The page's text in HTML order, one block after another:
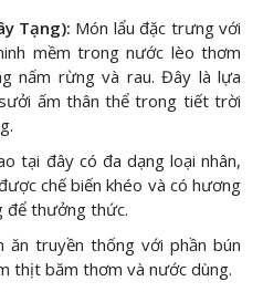
Tạng): Món lẩu đặc trưng với
mềm trong nước lèo thơm
nấm rừng và rau. Đây là lựa
ấm thân thể trong tiết trời
tại đây có đa dạng loại nhân,
chế biến khéo và có hương
để thưởng thức.
ăn truyền thống với phần bún
thịt băm thơm và nước dùng.